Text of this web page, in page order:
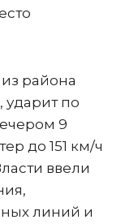
района
по
9
до 151 км/ч
ввели
линий и